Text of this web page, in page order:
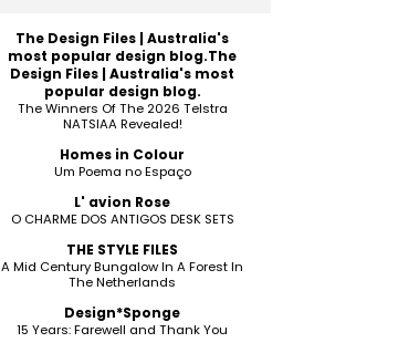
The Design Files | Australia's
most popular design blog.The
Design Files | Australia's most
popular design blog.
The Winners Of The 2026 Telstra
NATSIAA Revealed!
Homes in Colour
Um Poema no Espaço
L' avion Rose
O CHARME DOS ANTIGOS DESK SETS
THE STYLE FILES
A Mid Century Bungalow In A Forest In
The Netherlands
Design*Sponge
15 Years: Farewell and Thank You